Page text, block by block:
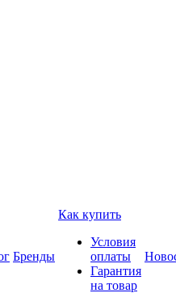
Бренды
Как купить
Условия
оплаты
Гарантия
на товар